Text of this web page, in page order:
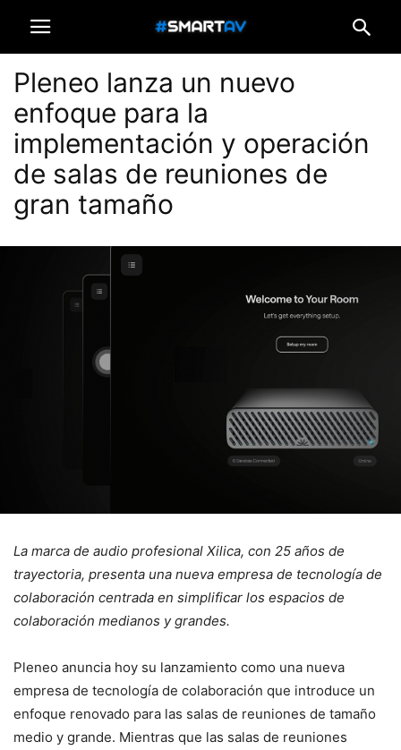
Pleneo lanza un nuevo
enfoque para la
implementación y operación
de salas de reuniones de
gran tamaño
La marca de audio profesional Xilica, con 25 años de
trayectoria, presenta una nueva empresa de tecnología de
colaboración centrada en simplificar los espacios de
colaboración medianos y grandes.
Pleneo anuncia hoy su lanzamiento como una nueva
empresa de tecnología de colaboración que introduce un
enfoque renovado para las salas de reuniones de tamaño
medio y grande. Mientras que las salas de reuniones